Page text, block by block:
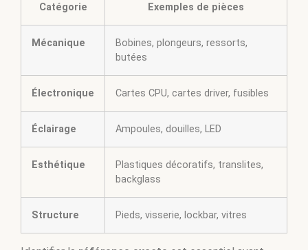
Catégorie Exemples de pièces
Mécanique
Bobines, plongeurs, ressorts,
butées
Électronique Cartes CPU, cartes driver, fusibles
Éclairage Ampoules, douilles, LED
Esthétique
Plastiques décoratifs, translites,
backglass
Structure Pieds, visserie, lockbar, vitres